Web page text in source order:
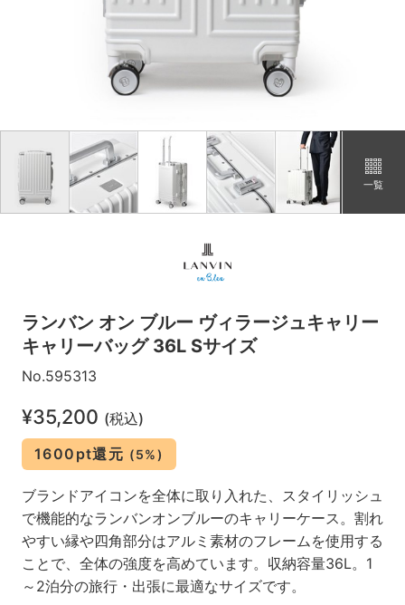
一覧
ランバン オン ブルー ヴィラージュキャリー
キャリーバッグ 36L Sサイズ
No.595313
¥35,200 (税込)
1600pt還元 (5%)
ブランドアイコンを全体に取り入れた、スタイリッシュ
で機能的なランバンオンブルーのキャリーケース。割れ
やすい縁や四角部分はアルミ素材のフレームを使用する
ことで、全体の強度を高めています。収納容量36L。1
～2泊分の旅行・出張に最適なサイズです。